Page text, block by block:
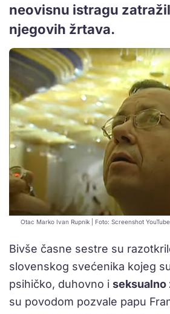
neovisnu istragu
njegovih žrtava.
Otac Marko Ivan Rupnik | Foto: Screenshot YouTube
Bivše časne sestre su
slovenskog svećenika kojeg
psihičko, duhovno i seksualno
su povodom pozvale papu